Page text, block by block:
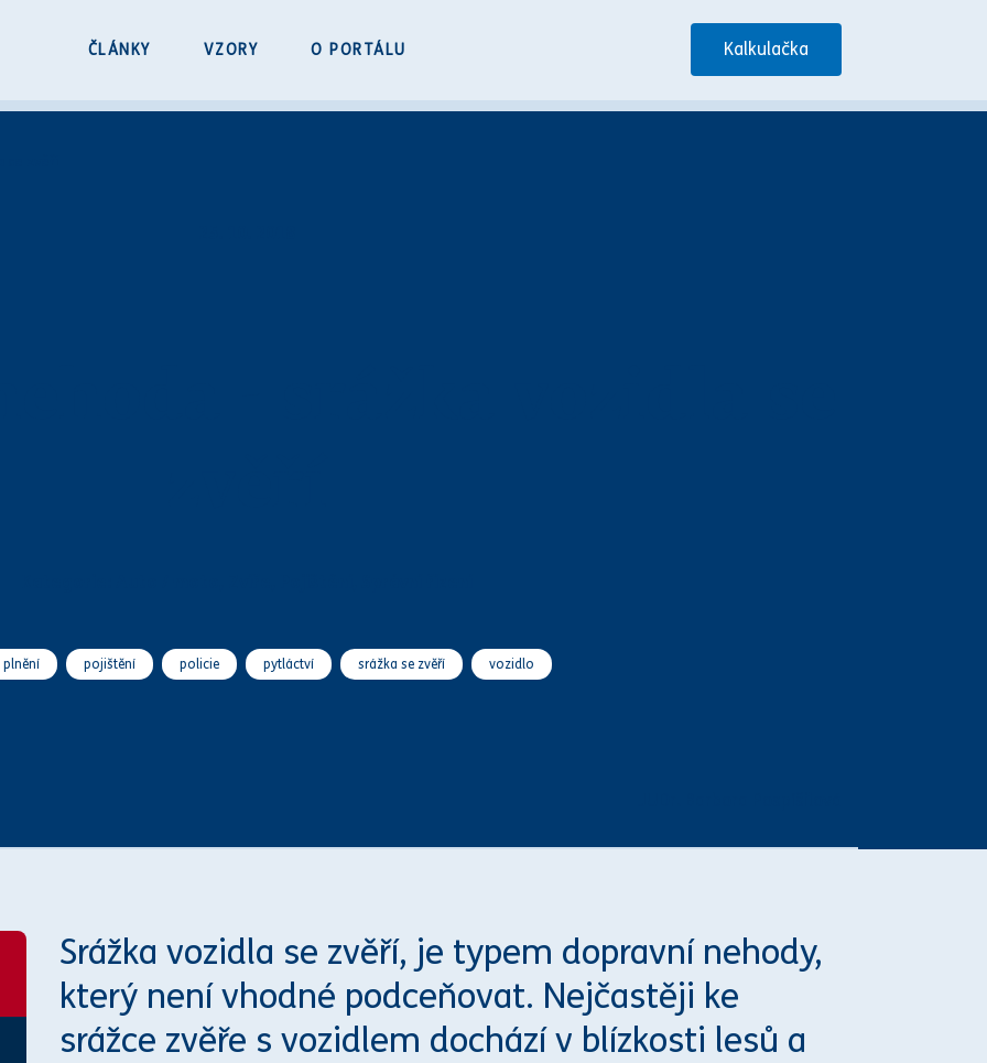
ČLÁNKY VZORY O PORTÁLU Kalkulačka
pojištění policie pytláctví srážka se zvěří vozidlo
Srážka vozidla se zvěří, je typem dopravní nehody,
který není vhodné podceňovat. Nejčastěji ke
srážce zvěře s vozidlem dochází v blízkosti lesů a